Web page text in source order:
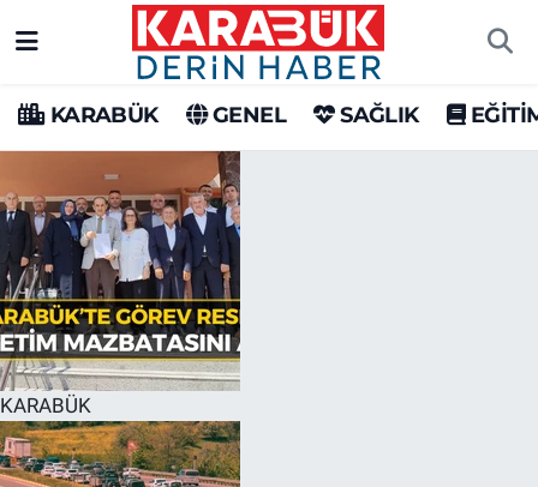
KARABÜK GENEL SAĞLIK
KARABÜK
Karabük Hava Durumu
Karabük Trafik Yoğunluk Haritası
Süper Lig Puan Durumu ve Fikstür
Tüm Manşetler
Son Dakika Haberleri
Haber Arşivi